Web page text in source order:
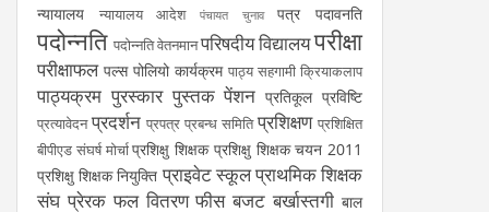
न्यायालय न्यायालय आदेश पंचायत चुनाव पत्र पदावनति
पदोन्नति पदोन्नति वेतनमानपरिषदीय विद्यालयपरीक्षा
परीक्षाफल पल्स पोलियो कार्यक्रम पाठ्य सहगामी क्रियाकलाप
पाठ्यक्रम पुरस्कार पुस्तक पेंशन प्रतिकूल प्रविष्टि
प्रत्यावेदन प्रदर्शन प्रपत्र प्रबन्ध समिति प्रशिक्षण प्रशिक्षित
बीपीएड संघर्ष मोर्चा प्रशिक्षु शिक्षक प्रशिक्षु शिक्षक चयन 2011
प्रशिक्षु शिक्षक नियुक्ति प्राइवेट स्कूलप्राथमिक शिक्षक
संघ प्रेरक फल वितरण फीस बजट बर्खास्तगी बाल